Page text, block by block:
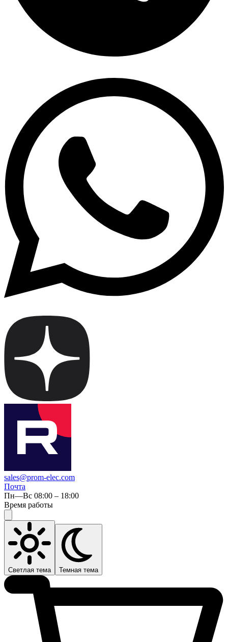
sales@prom-elec.com
Почта
Пн—Вс 08:00 – 18:00
Время работы
Светлая тема Темная тема